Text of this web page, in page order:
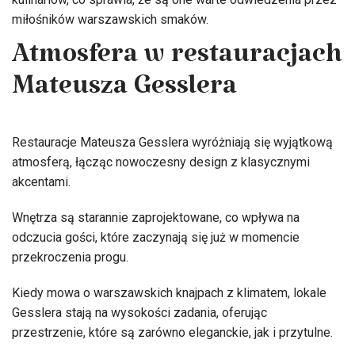
miłośników warszawskich smaków.
Atmosfera w restauracjach
Mateusza Gesslera
Restauracje Mateusza Gesslera wyróżniają się wyjątkową
atmosferą, łącząc nowoczesny design z klasycznymi
akcentami.
Wnętrza są starannie zaprojektowane, co wpływa na
odczucia gości, które zaczynają się już w momencie
przekroczenia progu.
Kiedy mowa o warszawskich knajpach z klimatem, lokale
Gesslera stają na wysokości zadania, oferując
przestrzenie, które są zarówno eleganckie, jak i przytulne.